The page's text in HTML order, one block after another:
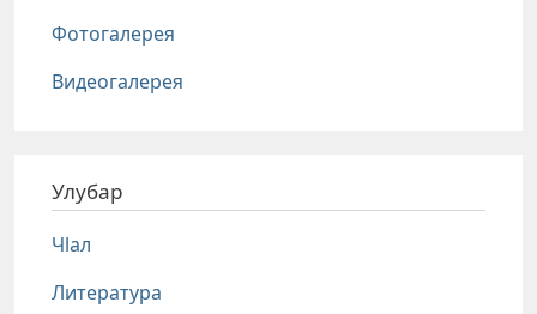
Фотогалерея
Видеогалерея
Улубар
Чlал
Литература